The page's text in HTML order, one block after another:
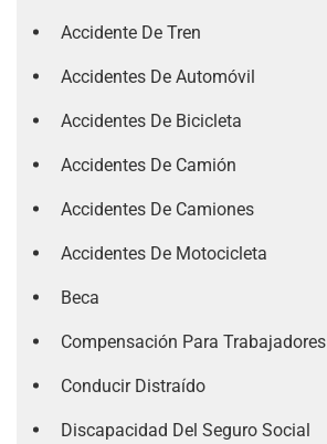
Accidente De Tren
Accidentes De Automóvil
Accidentes De Bicicleta
Accidentes De Camión
Accidentes De Camiones
Accidentes De Motocicleta
Beca
Compensación Para Trabajadores
Conducir Distraído
Discapacidad Del Seguro Social